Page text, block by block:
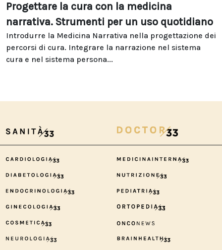
Progettare la cura con la medicina
narrativa. Strumenti per un uso quotidiano
Introdurre la Medicina Narrativa nella progettazione dei
percorsi di cura. Integrare la narrazione nel sistema
cura e nel sistema persona...